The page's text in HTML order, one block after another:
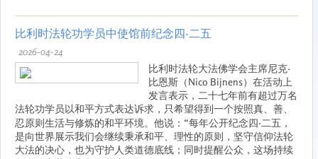
比利时法轮功学员中使馆前纪念四·二五
2026-04-24
比利时法轮大法佛学会主席尼克·
比恩斯（Nico Bijnens）在活动上
发言表示，二十七年前有超过万名
法轮功学员以和平方式表达诉求，只希望得到一个按照真、善、
忍原则生活与修炼的和平环境。他说：“每年公开纪念四‧二五，
是向世界展示我们会继续秉承和平、理性的原则，坚守信仰法轮
大法的决心，也为守护人类道德底线；同时提醒公众，这场持续